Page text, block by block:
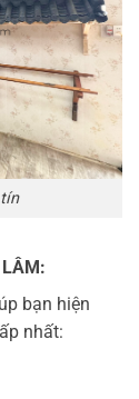
LÂM:
bạn hiện
nhất: